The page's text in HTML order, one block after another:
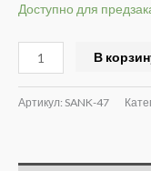
Доступно для
В
Артикул: SANK-47